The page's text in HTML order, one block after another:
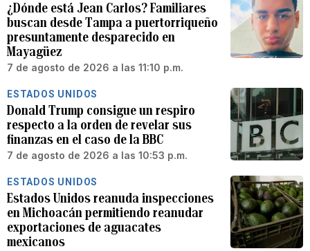
¿Dónde está Jean Carlos? Familiares
buscan desde Tampa a puertorriqueño
presuntamente desparecido en
Mayagüez
7 de agosto de 2026 a las 11:10 p.m.
ESTADOS UNIDOS
Donald Trump consigue un respiro
respecto a la orden de revelar sus
finanzas en el caso de la BBC
7 de agosto de 2026 a las 10:53 p.m.
ESTADOS UNIDOS
Estados Unidos reanuda inspecciones
en Michoacán permitiendo reanudar
exportaciones de aguacates
mexicanos